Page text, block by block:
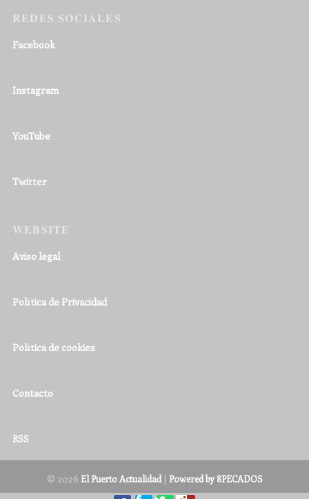
REDES SOCIALES
Facebook
Instagram
YouTube
Twitter
WEBSITE
Aviso legal
Política de Privacidad
Política de cookies
Contacto
RSS
© 2026 El Puerto Actualidad| Powered by 8PECADOS